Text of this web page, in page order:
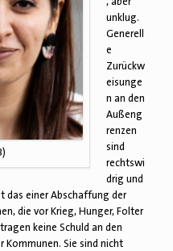
unklug.
Generell
e
Zurückw
eisunge
n an den
Außeng
renzen
sind
rechtswi
drig und
das einer Abschaffung der
die vor Krieg, Hunger, Folter
keine Schuld an den
Kommunen. Sie sind nicht